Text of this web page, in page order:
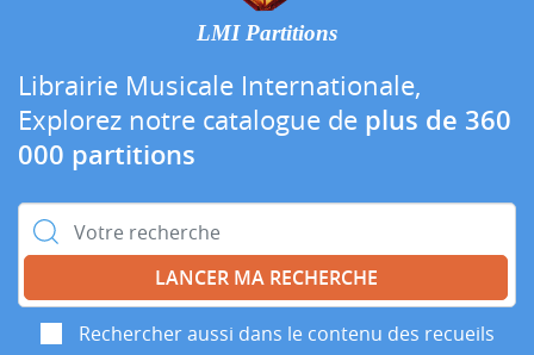
LMI Partitions
Librairie Musicale Internationale,
Explorez notre catalogue de plus de 360
000 partitions
Rechercher :
Rechercher aussi dans le contenu des recueils